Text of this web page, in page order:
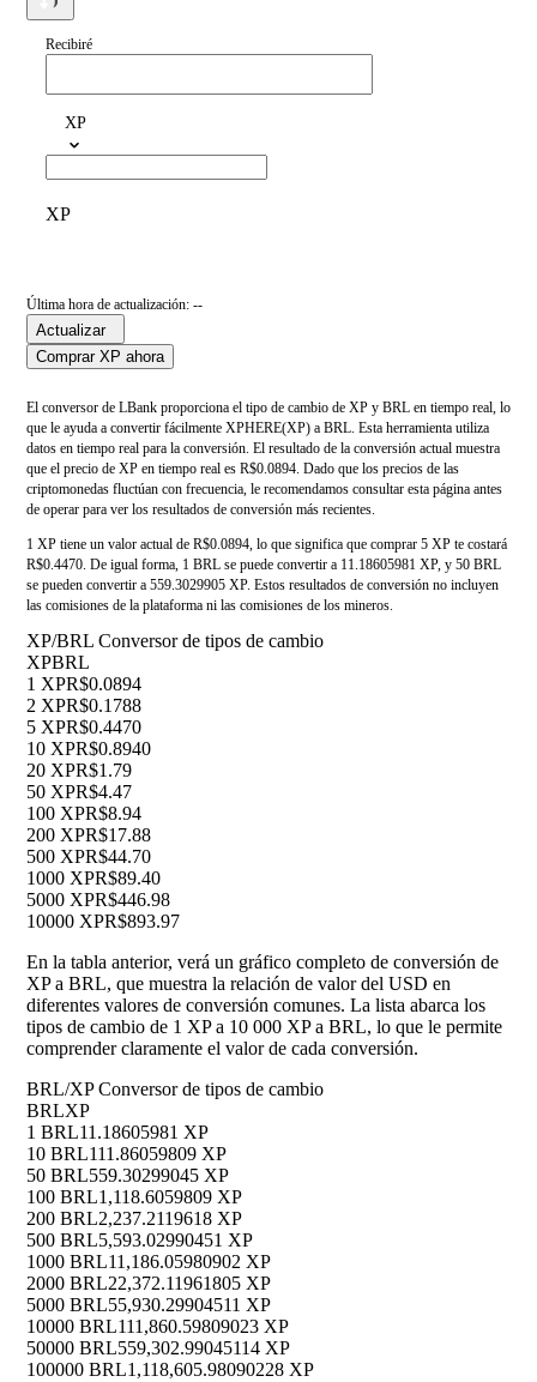
Recibiré
XP
XP
Última hora de actualización: --
Actualizar
Comprar XP ahora
El conversor de LBank proporciona el tipo de cambio de XP y BRL en tiempo real, lo
que le ayuda a convertir fácilmente XPHERE(XP) a BRL. Esta herramienta utiliza
datos en tiempo real para la conversión. El resultado de la conversión actual muestra
que el precio de XP en tiempo real es R$0.0894. Dado que los precios de las
criptomonedas fluctúan con frecuencia, le recomendamos consultar esta página antes
de operar para ver los resultados de conversión más recientes.
1 XP tiene un valor actual de R$0.0894, lo que significa que comprar 5 XP te costará
R$0.4470. De igual forma, 1 BRL se puede convertir a 11.18605981 XP, y 50 BRL
se pueden convertir a 559.3029905 XP. Estos resultados de conversión no incluyen
las comisiones de la plataforma ni las comisiones de los mineros.
XP/BRL Conversor de tipos de cambio
XPBRL
1 XPR$0.0894
2 XPR$0.1788
5 XPR$0.4470
10 XPR$0.8940
20 XPR$1.79
50 XPR$4.47
100 XPR$8.94
200 XPR$17.88
500 XPR$44.70
1000 XPR$89.40
5000 XPR$446.98
10000 XPR$893.97
En la tabla anterior, verá un gráfico completo de conversión de
XP a BRL, que muestra la relación de valor del USD en
diferentes valores de conversión comunes. La lista abarca los
tipos de cambio de 1 XP a 10 000 XP a BRL, lo que le permite
comprender claramente el valor de cada conversión.
BRL/XP Conversor de tipos de cambio
BRLXP
1 BRL11.18605981 XP
10 BRL111.86059809 XP
50 BRL559.30299045 XP
100 BRL1,118.6059809 XP
200 BRL2,237.2119618 XP
500 BRL5,593.02990451 XP
1000 BRL11,186.05980902 XP
2000 BRL22,372.11961805 XP
5000 BRL55,930.29904511 XP
10000 BRL111,860.59809023 XP
50000 BRL559,302.99045114 XP
100000 BRL1,118,605.98090228 XP